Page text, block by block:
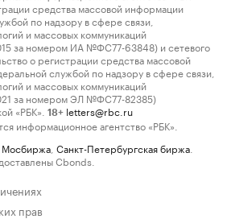
средства массовой информации
по надзору в сфере связи,
и массовых коммуникаций
за номером ИА №ФС77-63848) и сетевого
о регистрации средства массовой
службой по надзору в сфере связи,
и массовых коммуникаций
за номером ЭЛ №ФС77-82385)
«РБК».
18+ letters@rbc.ru
информационное агентство «РБК».
Мосбиржа Санкт-Петербургская биржа
Cbonds.
прав